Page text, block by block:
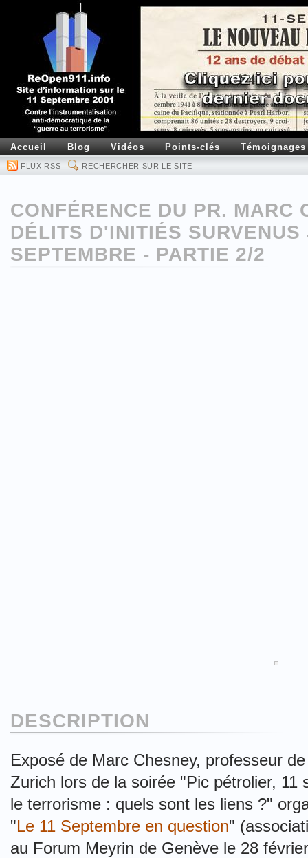
Accueil Blog Vidéos Points-clés Témoignages
FLUX RSS RECHERCHER SUR LE SITE
CONFÉRENCE DU PR. MARC
DÉLITS D'INITIÉS
SEPTEMBRE - PARTIE 2/2
DESCRIPTION
Exposé de Marc Chesney, professeur
Zurich lors de la soirée "Pic pétrolier, 11
le terrorisme : quels sont les liens ?"
"Le 11 Septembre en question"
au Forum Meyrin de Genève le 28